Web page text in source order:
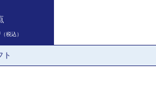
（税込）
ト